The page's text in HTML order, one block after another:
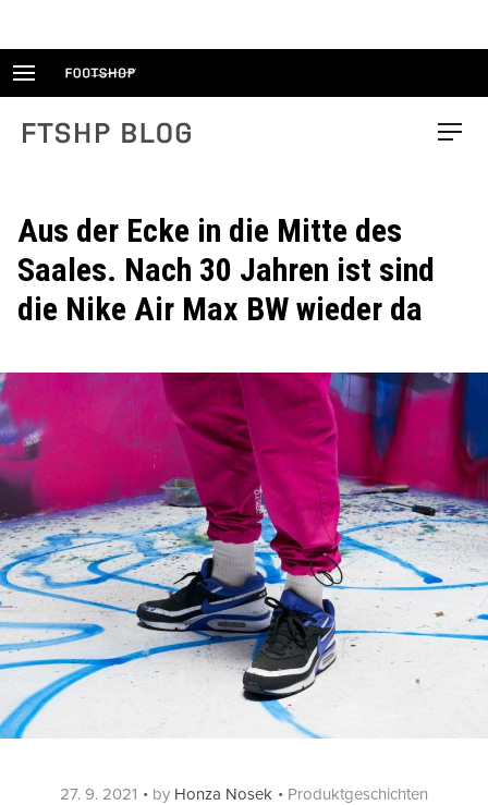
FTSHP blog Menu
Aus der Ecke in die Mitte des
Saales. Nach 30 Jahren ist sind
die Nike Air Max BW wieder da
Posted
27. 9. 2021 by Honza Nosek Categories
Produktgeschichten